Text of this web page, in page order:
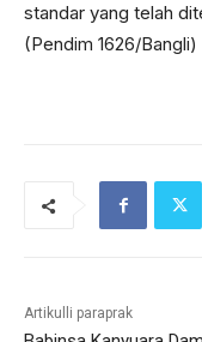
standar yang telah
(Pendim 1626/Bangli)
Artikulli paraprak